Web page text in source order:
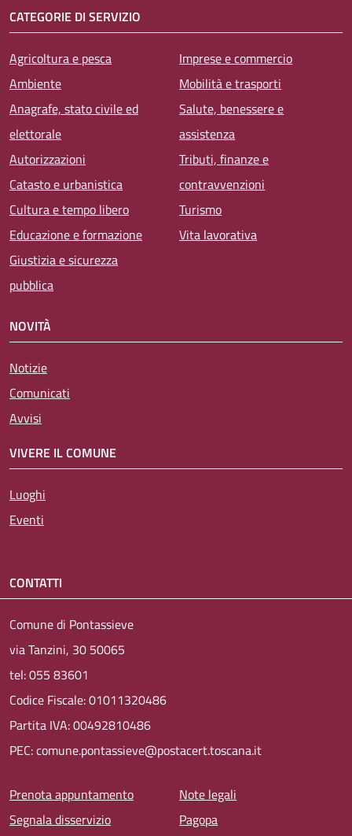
CATEGORIE DI SERVIZIO
Agricoltura e pesca
Ambiente
Anagrafe, stato civile ed
elettorale
Autorizzazioni
Catasto e urbanistica
Cultura e tempo libero
Educazione e formazione
Giustizia e sicurezza
pubblica
Imprese e commercio
Mobilità e trasporti
Salute, benessere e
assistenza
Tributi, finanze e
contravvenzioni
Turismo
Vita lavorativa
NOVITÀ
Notizie
Comunicati
Avvisi
VIVERE IL COMUNE
Luoghi
Eventi
CONTATTI
Comune di Pontassieve
via Tanzini, 30 50065
tel: 055 83601
Codice Fiscale: 01011320486
Partita IVA: 00492810486
PEC: comune.pontassieve@postacert.toscana.it
Menu piè di pagina
Prenota appuntamento
Segnala disservizio
Note legali
Pagopa